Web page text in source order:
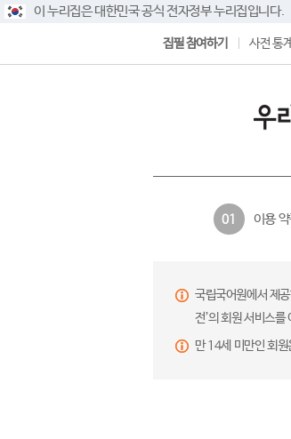
이 누리집은 대한민국 공식 전자정부 누리집입니다.
집필 참여하기 사전 통계
01 이용
국립국어원에서 제
전’의 회원 서비스를
만 14세 미만인 회